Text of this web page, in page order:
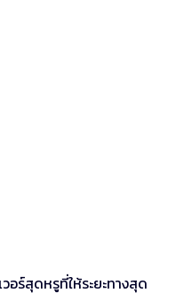
อร์สุดหรูที่ให้ระยะทางสุด